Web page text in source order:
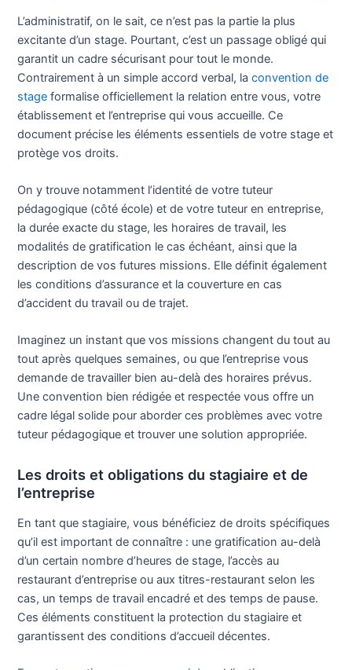
L’administratif, on le sait, ce n’est pas la partie la plus
excitante d’un stage. Pourtant, c’est un passage obligé qui
garantit un cadre sécurisant pour tout le monde.
Contrairement à un simple accord verbal, laconvention de
stage formalise officiellement la relation entre vous, votre
établissement et l’entreprise qui vous accueille. Ce
document précise les éléments essentiels de votre stage et
protège vos droits.
On y trouve notamment l’identité de votre tuteur
pédagogique (côté école) et de votre tuteur en entreprise,
la durée exacte du stage, les horaires de travail, les
modalités de gratification le cas échéant, ainsi que la
description de vos futures missions. Elle définit également
les conditions d’assurance et la couverture en cas
d’accident du travail ou de trajet.
Imaginez un instant que vos missions changent du tout au
tout après quelques semaines, ou que l’entreprise vous
demande de travailler bien au-delà des horaires prévus.
Une convention bien rédigée et respectée vous offre un
cadre légal solide pour aborder ces problèmes avec votre
tuteur pédagogique et trouver une solution appropriée.
Les droits et obligations du stagiaire et de
l’entreprise
En tant que stagiaire, vous bénéficiez de droits spécifiques
qu’il est important de connaître : une gratification au-delà
d’un certain nombre d’heures de stage, l’accès au
restaurant d’entreprise ou aux titres-restaurant selon les
cas, un temps de travail encadré et des temps de pause.
Ces éléments constituent la protection du stagiaire et
garantissent des conditions d’accueil décentes.